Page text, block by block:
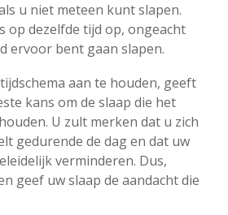
u niet meteen kunt slapen.
op dezelfde tijd op, ongeacht
ervoor bent gaan slapen.
aan te houden, geeft
kans om de slaap die het
U zult merken dat u zich
gedurende de dag en dat uw
verminderen. Dus,
geef uw slaap de aandacht die